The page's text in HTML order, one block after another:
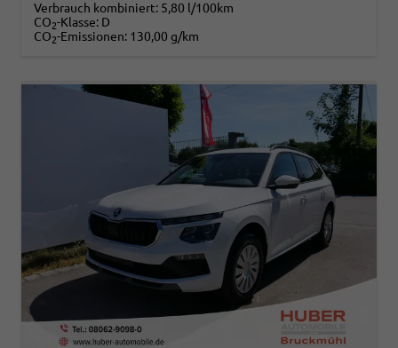
Verbrauch kombiniert: 5,80 l/100km
CO2-Klasse: D
CO2-Emissionen: 130,00 g/km